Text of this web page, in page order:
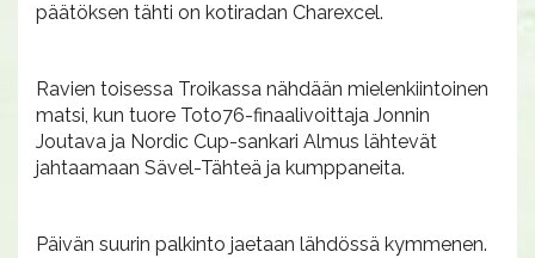
päätöksen tähti on kotiradan Charexcel.
Ravien toisessa Troikassa nähdään mielenkiintoinen
matsi, kun tuore Toto76-finaalivoittaja Jonnin
Joutava ja Nordic Cup-sankari Almus lähtevät
jahtaamaan Sävel-Tähteä ja kumppaneita.
Päivän suurin palkinto jaetaan lähdössä kymmenen.